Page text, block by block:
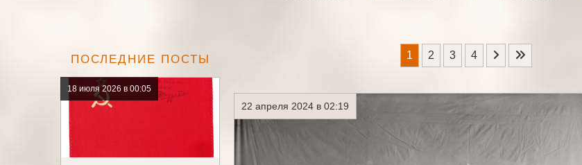
ПОСЛЕДНИЕ ПОСТЫ
18 июля 2026 в 00:05
1 2 3 4
22 апреля 2024 в 02:19